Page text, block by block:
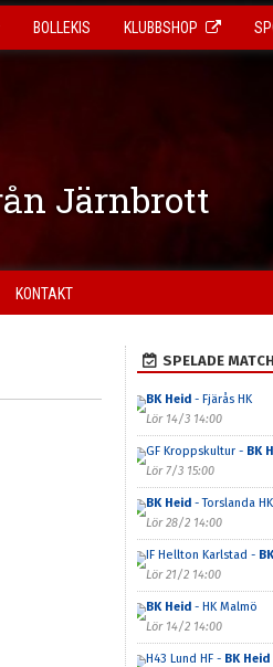
BOLLEKIS KLUBBSHOP
Järnbrott
KONTAKT
SPELADE
BK Heid- Fjärås HK
Lör 14/3 14:00
GF Kroppskultur - BK
Lör 7/3 15:00
BK Heid- Torslanda HK
Lör 28/2 14:00
IF Hellton Karlstad -
Lör 21/2 14:00
BK Heid- HK Malmö
Lör 14/2 14:00
H43 Lund HF - BK Heid